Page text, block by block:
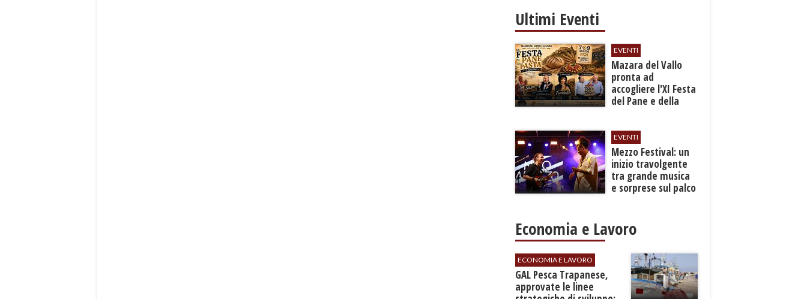
Ultimi Eventi
EVENTI
Mazara del Vallo
pronta ad
accogliere l'XI Festa
del Pane e della
EVENTI
Mezzo Festival: un
inizio travolgente
tra grande musica
e sorprese sul palco
Economia e Lavoro
ECONOMIA E LAVORO
GAL Pesca Trapanese,
approvate le linee